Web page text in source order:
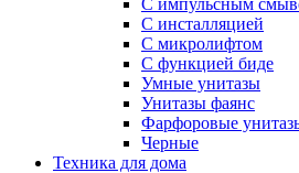
С импульсным
С инсталляцией
С микролифтом
С функцией биде
Умные унитазы
Унитазы фаянс
Фарфоровые
Черные
Техника для дома